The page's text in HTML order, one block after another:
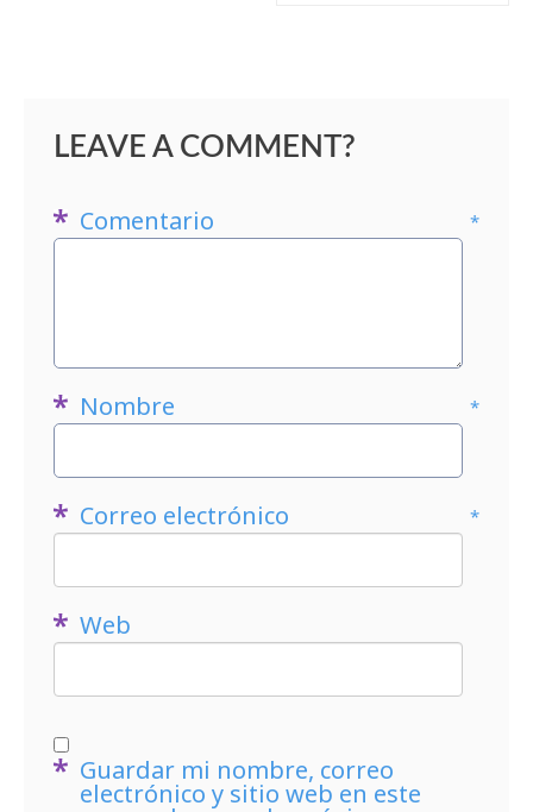
LEAVE A COMMENT?
Comentario *
Nombre *
Correo electrónico *
Web
Guardar mi nombre, correo
electrónico y sitio web en este